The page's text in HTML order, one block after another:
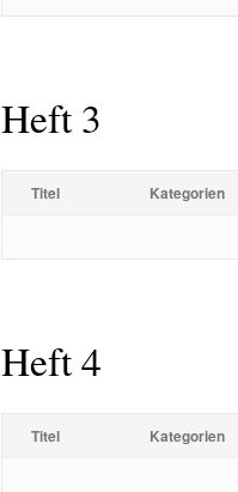
Heft 3
Titel Kategorien
Heft 4
Titel Kategorien